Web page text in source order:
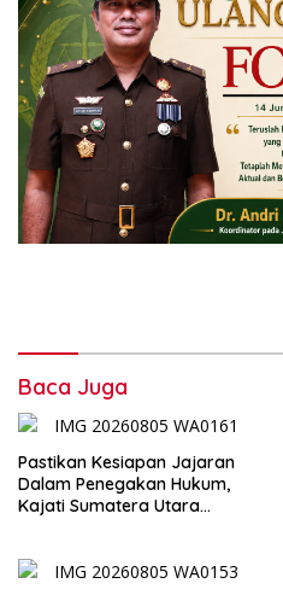
Baca Juga
Pastikan Kesiapan Jajaran
Dalam Penegakan Hukum,
Kajati Sumatera Utara